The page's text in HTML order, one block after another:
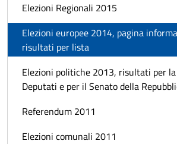
Elezioni Regionali 2015
Elezioni europee 2014, pagina
risultati per lista
Elezioni politiche 2013, risultati per la
Deputati e per il Senato della
Referendum 2011
Elezioni comunali 2011